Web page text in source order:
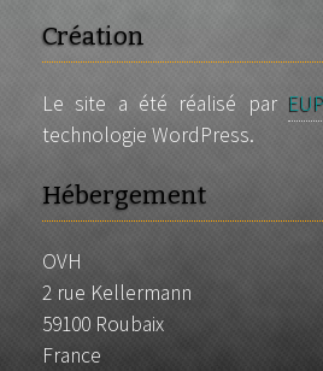
Création
Le site a été réalisé par
technologie WordPress.
Hébergement
OVH
2 rue Kellermann
59100 Roubaix
France